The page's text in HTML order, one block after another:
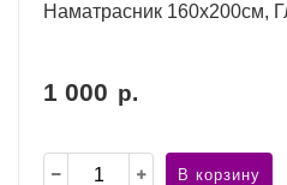
Наматрасник 160х200см,
1 000 р.
В корзину